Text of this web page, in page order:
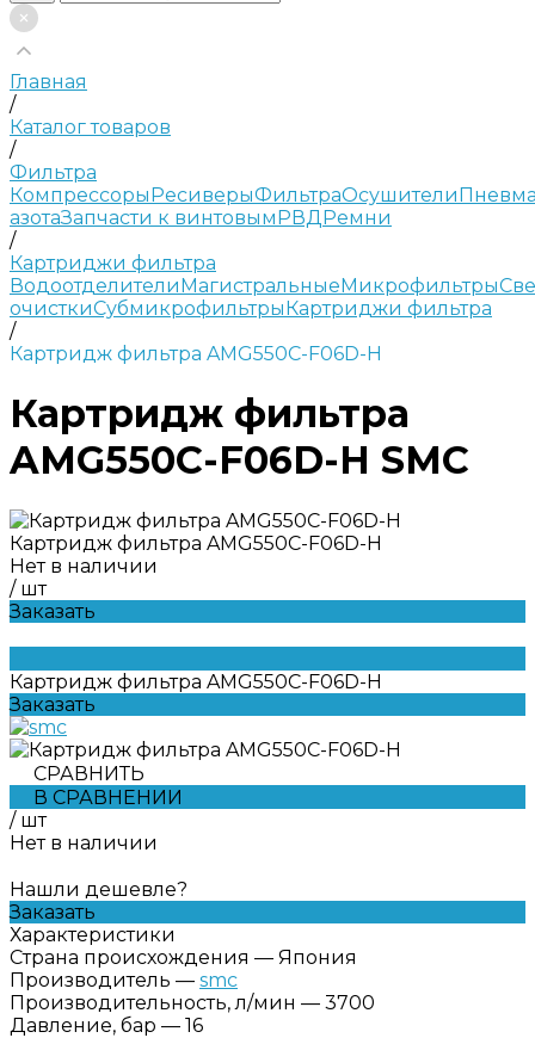
Главная
/
Каталог товаров
/
Фильтра
КомпрессорыРесиверыФильтраОсушители
азотаЗапчасти к винтовымРВДРемни
/
Картриджи фильтра
ВодоотделителиМагистральныеМикрофильтры
очисткиСубмикрофильтрыКартриджи фильтра
/
Картридж фильтра AMG550C-F06D-H
Картридж фильтра
AMG550C-F06D-H SMC
Картридж фильтра AMG550C-F06D-H
Нет в наличии
/ шт
Заказать
Картридж фильтра AMG550C-F06D-H
Заказать
СРАВНИТЬ
В СРАВНЕНИИ
/ шт
Нет в наличии
Нашли дешевле?
Заказать
Характеристики
Страна происхождения — Япония
Производитель — smc
Производительность, л/мин — 3700
Давление, бар — 16